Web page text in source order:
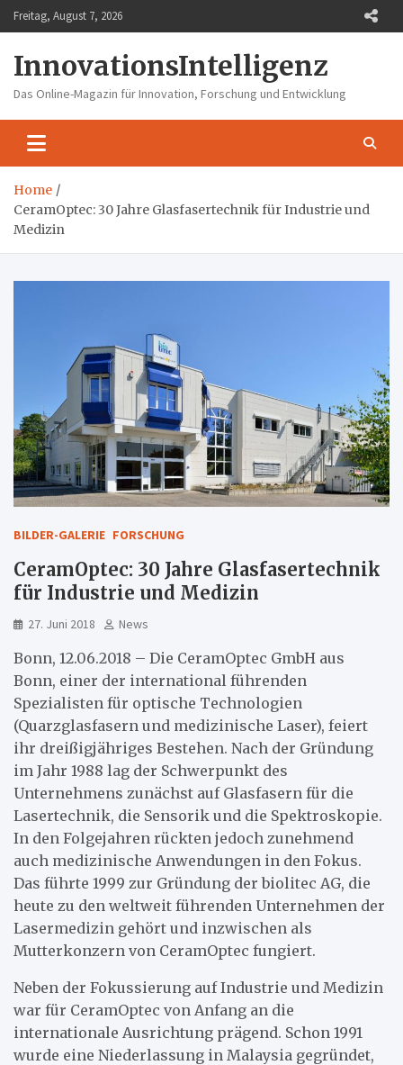
Skip
to
Freitag, August 7, 2026
InnovationsIntelligenz
Das Online-Magazin für Innovation, Forschung und Entwicklung
Home
CeramOptec: 30 Jahre Glasfasertechnik für Industrie und
Medizin
BILDER-GALERIE FORSCHUNG
CeramOptec: 30 Jahre Glasfasertechnik
für Industrie und Medizin
27. Juni 2018 News
Bonn, 12.06.2018 – Die CeramOptec GmbH aus
Bonn, einer der international führenden
Spezialisten für optische Technologien
(Quarzglasfasern und medizinische Laser), feiert
ihr dreißigjähriges Bestehen. Nach der Gründung
im Jahr 1988 lag der Schwerpunkt des
Unternehmens zunächst auf Glasfasern für die
Lasertechnik, die Sensorik und die Spektroskopie.
In den Folgejahren rückten jedoch zunehmend
auch medizinische Anwendungen in den Fokus.
Das führte 1999 zur Gründung der biolitec AG, die
heute zu den weltweit führenden Unternehmen der
Lasermedizin gehört und inzwischen als
Mutterkonzern von CeramOptec fungiert.
Neben der Fokussierung auf Industrie und Medizin
war für CeramOptec von Anfang an die
internationale Ausrichtung prägend. Schon 1991
wurde eine Niederlassung in Malaysia gegründet,